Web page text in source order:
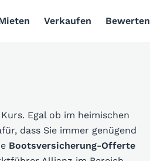
Verkaufen Bewerten
Egal ob im heimischen
dass Sie immer genügend
Bootsversicherung-Offerte